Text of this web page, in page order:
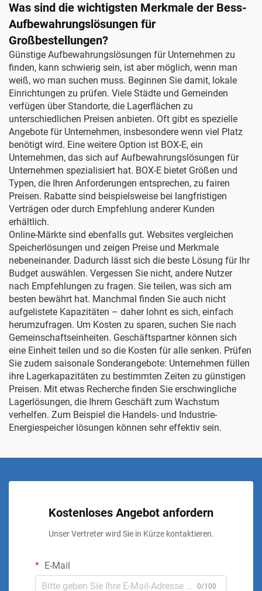
Was sind die wichtigsten Merkmale der Bess-
Aufbewahrungslösungen für
Großbestellungen?
Günstige Aufbewahrungslösungen für Unternehmen zu
finden, kann schwierig sein, ist aber möglich, wenn man
weiß, wo man suchen muss. Beginnen Sie damit, lokale
Einrichtungen zu prüfen. Viele Städte und Gemeinden
verfügen über Standorte, die Lagerflächen zu
unterschiedlichen Preisen anbieten. Oft gibt es spezielle
Angebote für Unternehmen, insbesondere wenn viel Platz
benötigt wird. Eine weitere Option ist BOX-E, ein
Unternehmen, das sich auf Aufbewahrungslösungen für
Unternehmen spezialisiert hat. BOX-E bietet Größen und
Typen, die Ihren Anforderungen entsprechen, zu fairen
Preisen. Rabatte sind beispielsweise bei langfristigen
Verträgen oder durch Empfehlung anderer Kunden
erhältlich.
Online-Märkte sind ebenfalls gut. Websites vergleichen
Speicherlösungen und zeigen Preise und Merkmale
nebeneinander. Dadurch lässt sich die beste Lösung für Ihr
Budget auswählen. Vergessen Sie nicht, andere Nutzer
nach Empfehlungen zu fragen. Sie teilen, was sich am
besten bewährt hat. Manchmal finden Sie auch nicht
aufgelistete Kapazitäten – daher lohnt es sich, einfach
herumzufragen. Um Kosten zu sparen, suchen Sie nach
Gemeinschaftseinheiten. Geschäftspartner können sich
eine Einheit teilen und so die Kosten für alle senken. Prüfen
Sie zudem saisonale Sonderangebote: Unternehmen füllen
ihre Lagerkapazitäten zu bestimmten Zeiten zu günstigen
Preisen. Mit etwas Recherche finden Sie erschwingliche
Lagerlösungen, die Ihrem Geschäft zum Wachstum
verhelfen. Zum Beispiel die Handels- und Industrie-
Energiespeicher lösungen können sehr effektiv sein.
Kostenloses Angebot anfordern
Unser Vertreter wird Sie in Kürze kontaktieren.
E-Mail
0/100